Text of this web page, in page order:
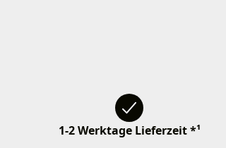
1-2 Werktage Lieferzeit *¹